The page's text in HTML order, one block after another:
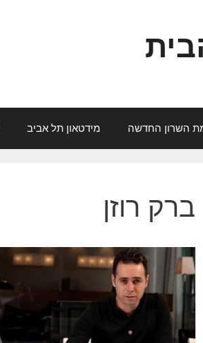
השרון החדשה מידטאון תל אביב
ברק רוזן